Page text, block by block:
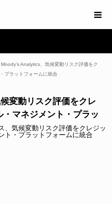
Moody’s Analytics、気候変動リスク評価をク
プラットフォームに統合
変動リスク評価をクレ
マネジメント・プラッ